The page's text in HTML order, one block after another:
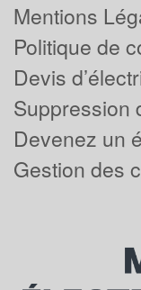
Mentions
Politique de
Devis
Suppression
Devenez un
Gestion des